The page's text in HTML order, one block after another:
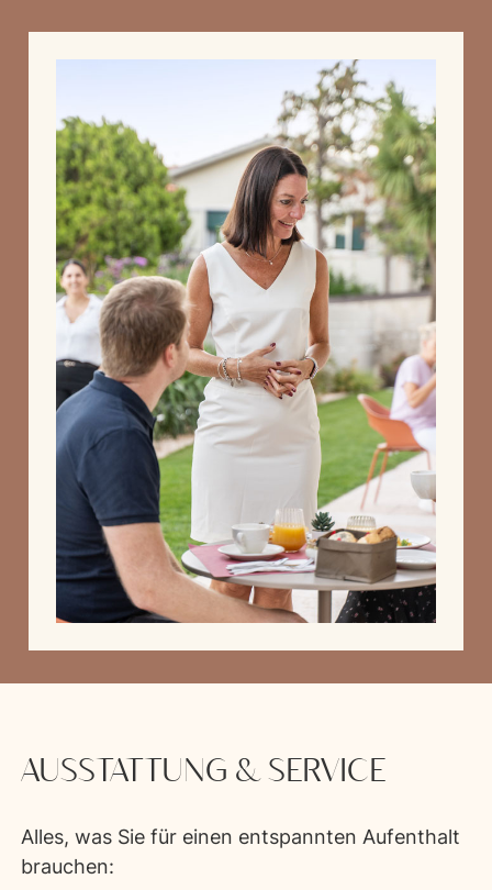
AUSSTATTUNG & SERVICE
Alles, was Sie für einen entspannten Aufenthalt
brauchen: